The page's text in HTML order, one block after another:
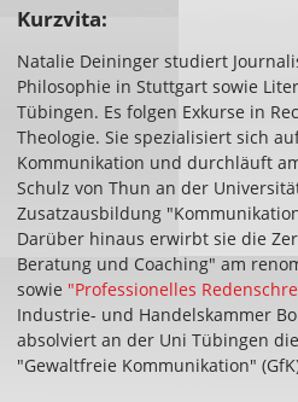
Kurzvita:
Natalie Deininger studiert
Philosophie in Stuttgart sowie
Tübingen. Es folgen Exkurse in
Theologie. Sie spezialisiert sich
Kommunikation und durchläuft
Schulz von Thun an der
Zusatzausbildung
Darüber hinaus erwirbt sie die
Beratung und Coaching" am
sowie "Professionelles
Industrie- und Handelskammer
absolviert an der Uni Tübingen
"Gewaltfreie Kommunikation"